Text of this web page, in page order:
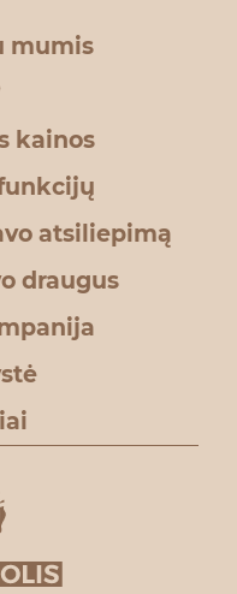
mumis
kainos
atsiliepimą
draugus